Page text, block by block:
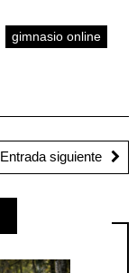
gimnasio online
Entrada siguiente